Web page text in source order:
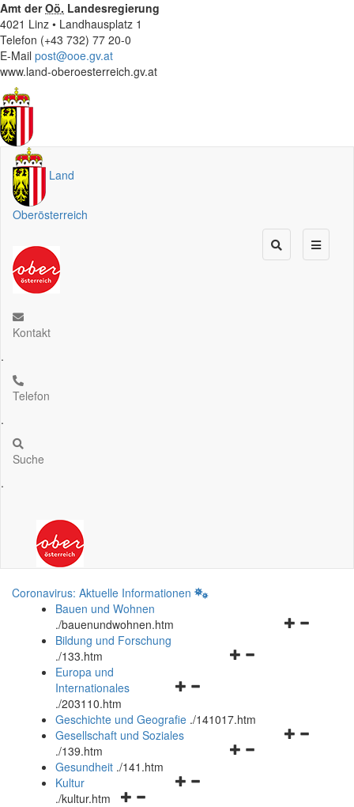
Amt derOö. Landesregierung
4021 Linz • Landhausplatz 1
Telefon (+43 732) 77 20-0
E-Mail post@ooe.gv.at
www.land-oberoesterreich.gv.at
Land
Oberösterreich
Kontakt
.
Telefon
.
Suche
.
Coronavirus: Aktuelle Informationen
Bauen und Wohnen
./bauenundwohnen.htm
Navigationsmenü
Bildung und Forschung
./133.htm
Navigationsmenü
und
schließen
Europa und
Internationales
./203110.htm
Geschichte und Geografie ./141017.htm
Navigationsmenü
Gesellschaft und Soziales
./139.htm
Navigationsmenü
Gesundheit ./141.htm
Navigationsmenü
Kultur
./kultur.htm